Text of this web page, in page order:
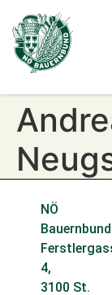
NÖ
Bauernbund
4,
3100 St.